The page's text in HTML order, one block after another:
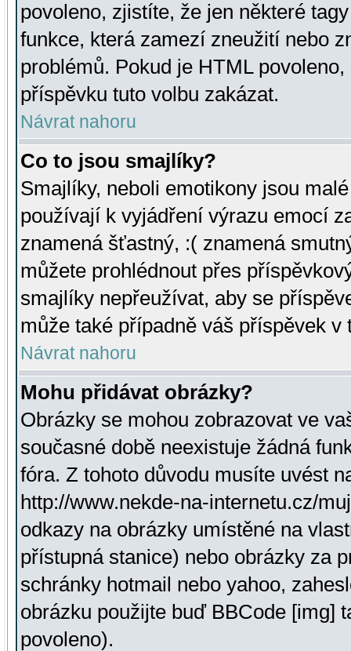
povoleno, zjistíte, že jen některé
funkce, která zamezí zneužití nebo
problémů. Pokud je HTML
příspěvku tuto volbu zakázat.
Návrat nahoru
Co to jsou smajlíky?
Smajlíky, neboli emotikony jsou
používají k vyjádření výrazu emocí
znamená šťastný, :( znamená
můžete prohlédnout přes
smajlíky nepřeužívat, aby se
může také případně váš příspěvek v
Návrat nahoru
Mohu přidávat obrázky?
Obrázky se mohou zobrazovat ve
současné době neexistuje žádná
fóra. Z tohoto důvodu musíte uvést
http://www.nekde-na-internetu.cz/
odkazy na obrázky umístěné na
přístupná stanice) nebo obrázky za
schránky hotmail nebo yahoo,
obrázku použijte buď BBCode [img]
povoleno).